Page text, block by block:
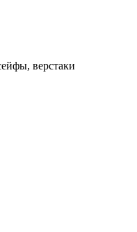
верстаки